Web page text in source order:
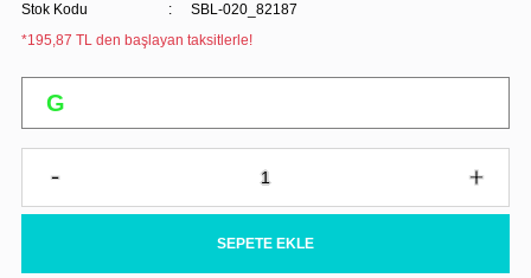
Stok Kodu
SBL-020_82187
*195,87 TL den başlayan taksitlerle!
SEPETE EKLE